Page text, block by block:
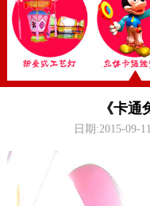
《卡
日期:2015-09-